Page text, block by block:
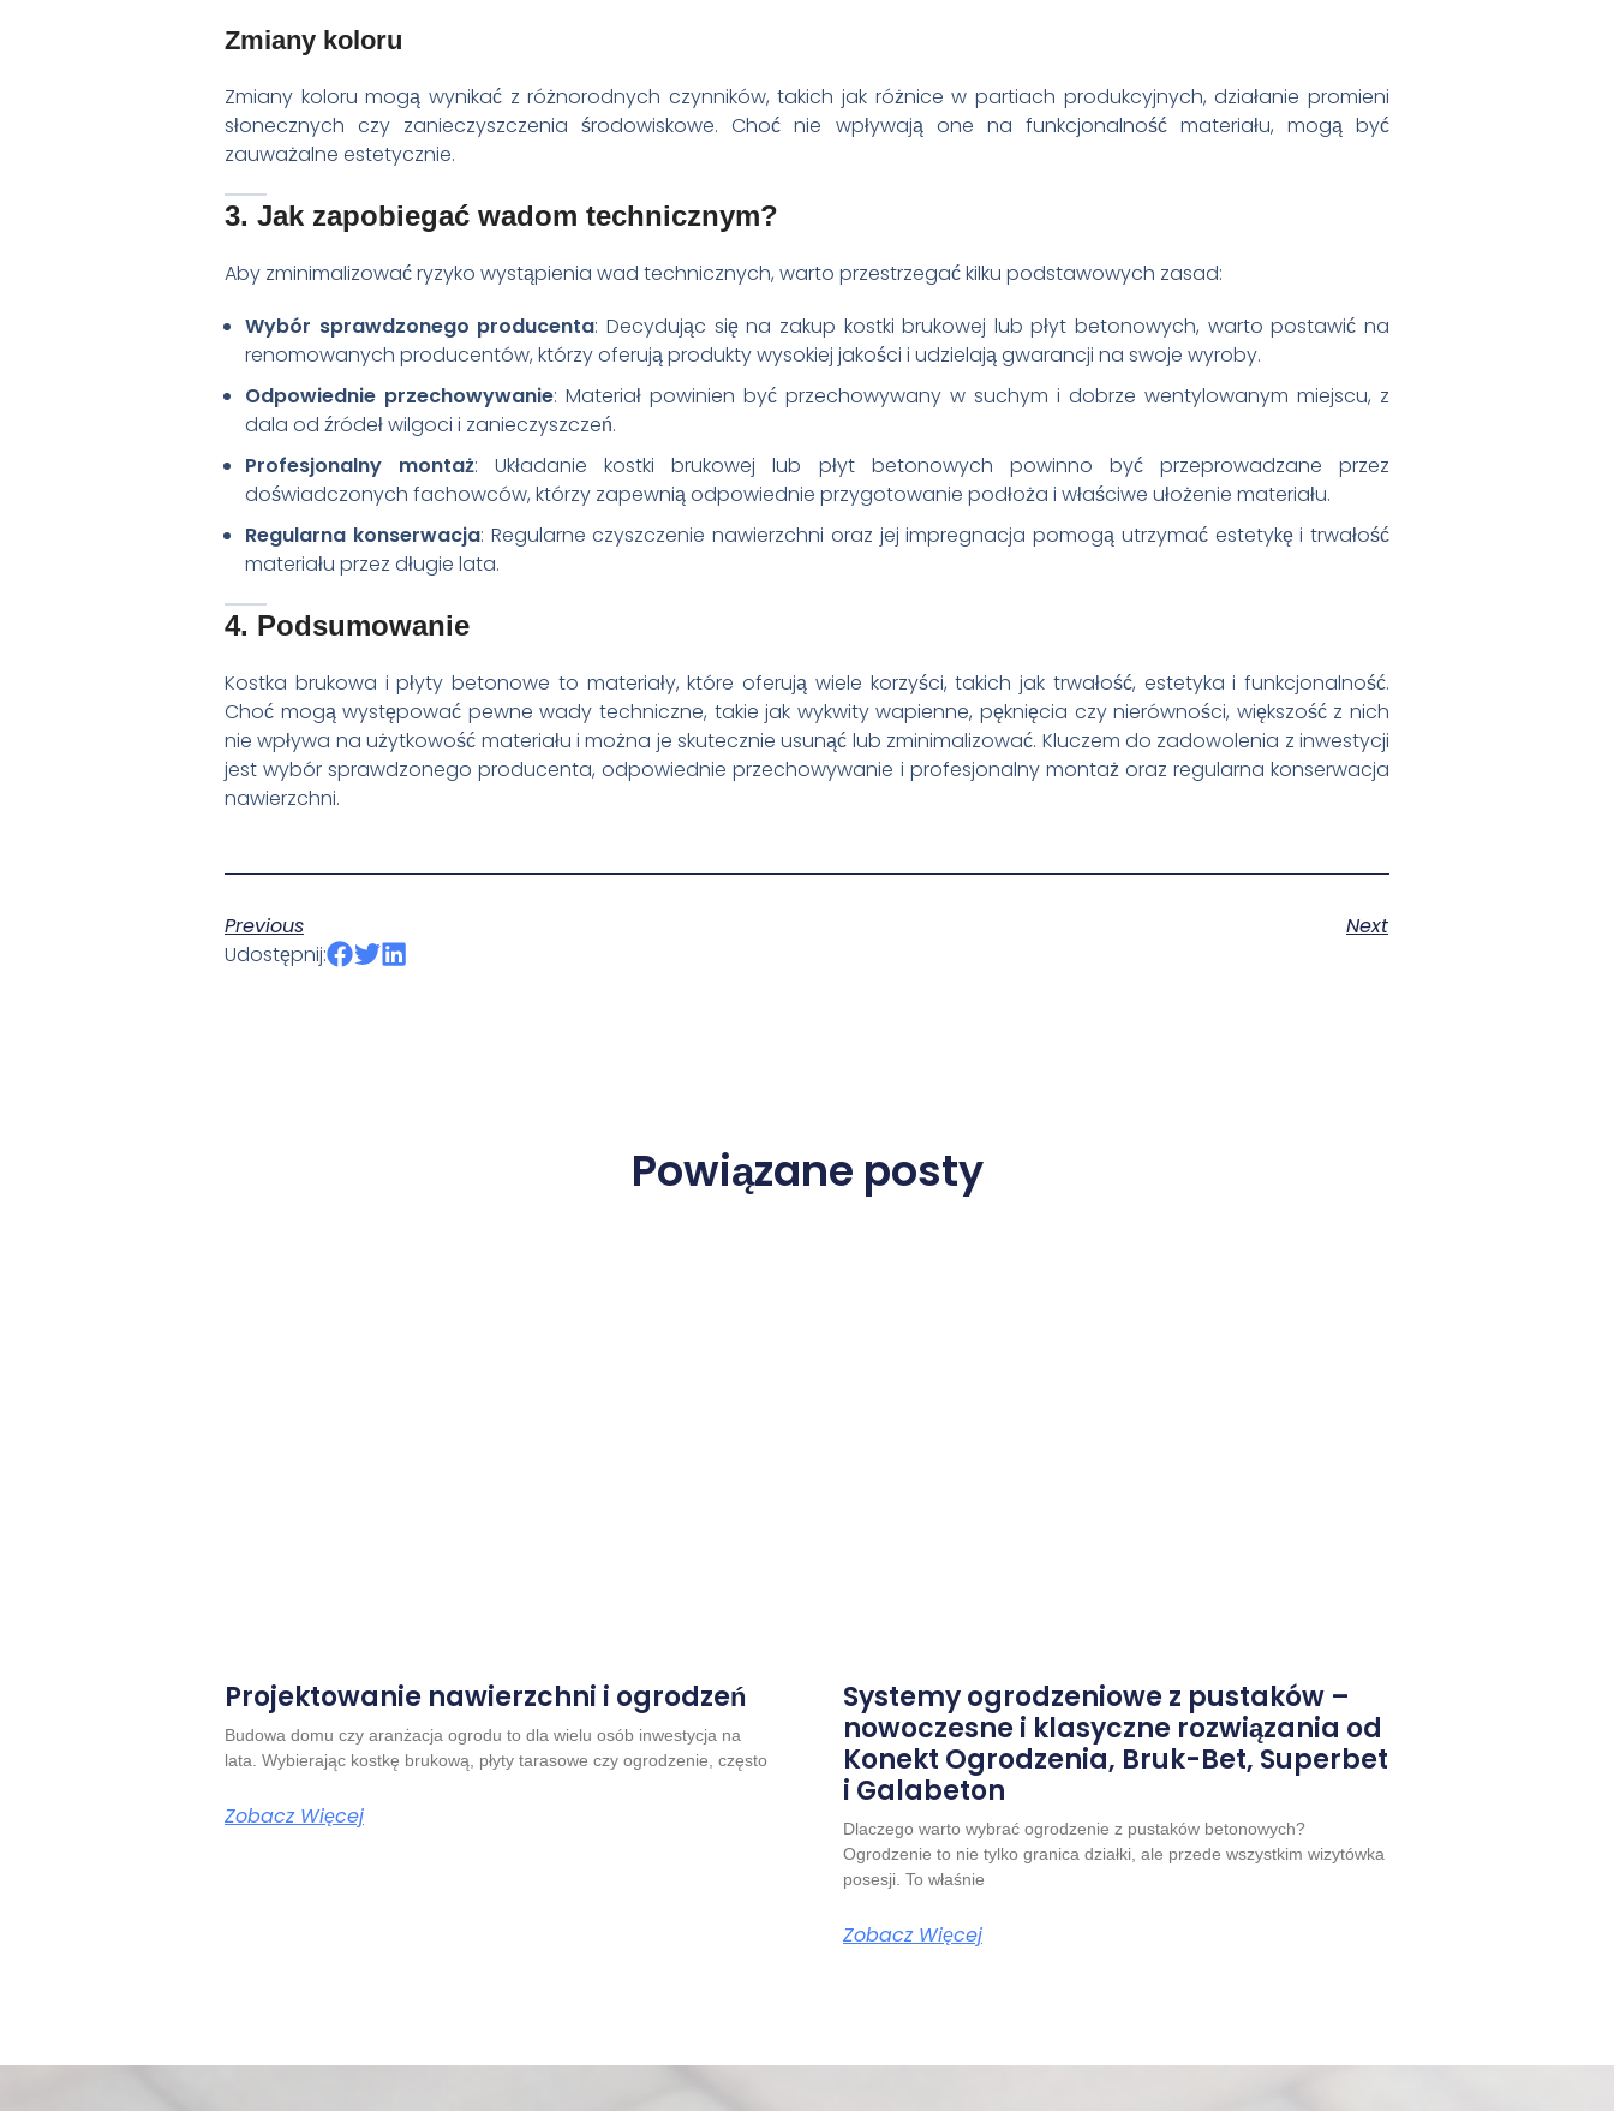
Zmiany koloru
Zmiany koloru mogą wynikać z różnorodnych czynników, takich jak różnice w partiach produkcyjnych, działanie promieni
słonecznych czy zanieczyszczenia środowiskowe. Choć nie wpływają one na funkcjonalność materiału, mogą być
zauważalne estetycznie.
3. Jak zapobiegać wadom technicznym?
Aby zminimalizować ryzyko wystąpienia wad technicznych, warto przestrzegać kilku podstawowych zasad:
Wybór sprawdzonego producenta: Decydując się na zakup kostki brukowej lub płyt betonowych, warto postawić na
renomowanych producentów, którzy oferują produkty wysokiej jakości i udzielają gwarancji na swoje wyroby.
Odpowiednie przechowywanie: Materiał powinien być przechowywany w suchym i dobrze wentylowanym miejscu, z
dala od źródeł wilgoci i zanieczyszczeń.
Profesjonalny montaż: Układanie kostki brukowej lub płyt betonowych powinno być przeprowadzane przez
doświadczonych fachowców, którzy zapewnią odpowiednie przygotowanie podłoża i właściwe ułożenie materiału.
Regularna konserwacja: Regularne czyszczenie nawierzchni oraz jej impregnacja pomogą utrzymać estetykę i trwałość
materiału przez długie lata.
4. Podsumowanie
Kostka brukowa i płyty betonowe to materiały, które oferują wiele korzyści, takich jak trwałość, estetyka i funkcjonalność.
Choć mogą występować pewne wady techniczne, takie jak wykwity wapienne, pęknięcia czy nierówności, większość z nich
nie wpływa na użytkowość materiału i można je skutecznie usunąć lub zminimalizować. Kluczem do zadowolenia z inwestycji
jest wybór sprawdzonego producenta, odpowiednie przechowywanie i profesjonalny montaż oraz regularna konserwacja
nawierzchni.
Previous
Next
Udostępnij:
Powiązane posty
Projektowanie nawierzchni i ogrodzeń
Budowa domu czy aranżacja ogrodu to dla wielu osób inwestycja na
lata. Wybierając kostkę brukową, płyty tarasowe czy ogrodzenie, często
Zobacz Więcej
Systemy ogrodzeniowe z pustaków –
nowoczesne i klasyczne rozwiązania od
Konekt Ogrodzenia, Bruk-Bet, Superbet
i Galabeton
Dlaczego warto wybrać ogrodzenie z pustaków betonowych?
Ogrodzenie to nie tylko granica działki, ale przede wszystkim wizytówka
posesji. To właśnie
Zobacz Więcej